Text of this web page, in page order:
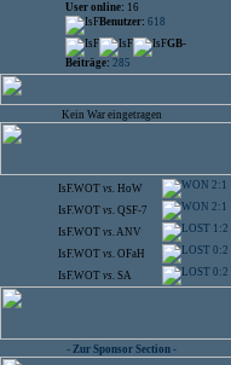
User online: 16
Benutzer: 618
GB-
Beiträge: 285
Kein War eingetragen
IsF.WOT vs. HoW 2:1
IsF.WOT vs. QSF-7 2:1
IsF.WOT vs.ANV 1:2
IsF.WOT vs. OFaH 0:2
IsF.WOT vs. SA 0:2
- Zur Sponsor Section -